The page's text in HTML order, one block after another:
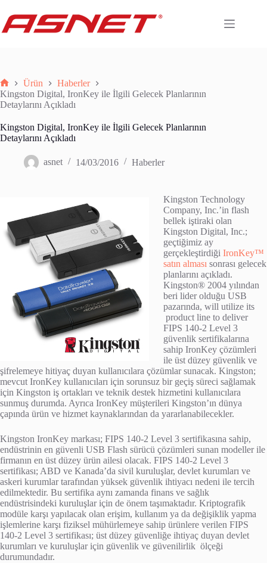
content
Anasayfa
Ürün
Haberler
Kingston Digital, IronKey ile İlgili Gelecek Planlarının
Detaylarını Açıkladı
Kingston Digital, IronKey ile İlgili Gelecek Planlarının
Detaylarını Açıkladı
asnet 14/03/2016 Haberler
Kingston Technology
Company, Inc.’in flash
bellek iştiraki olan
Kingston Digital, Inc.;
geçtiğimiz ay
gerçekleştirdiği IronKey™
satın alması sonrası gelecek
planlarını açıkladı.
Kingston® 2004 yılından
beri lider olduğu USB
pazarında, will utilize its
product line to deliver
FIPS 140-2 Level 3
güvenlik sertifikalarına
sahip IronKey çözümleri
ile üst düzey güvenlik ve
şifrelemeye hitiyaç duyan kullanıcılara çözümlar sunacak. Kingston;
mevcut IronKey kullanıcıları için sorunsuz bir geçiş süreci sağlamak
için Kingston iş ortakları ve teknik destek hizmetini kullanıcılara
sunmuş durumda. Ayrıca IronKey müşterileri Kingston’ın dünya
çapında ürün ve hizmet kaynaklarından da yararlanabilecekler.
Kingston IronKey markası; FIPS 140-2 Level 3 sertifikasına sahip,
endüstrinin en güvenli USB Flash sürücü çözümleri sunan modeller ile
firmanın en üst düzey ürün ailesi olacak. FIPS 140-2 Level 3
sertifikası; ABD ve Kanada’da sivil kuruluşlar, devlet kurumları ve
askeri kurumlar tarafından yüksek güvenlik ihtiyacı nedeni ile tercih
edilmektedir. Bu sertifika aynı zamanda finans ve sağlık
endüstrisindeki kuruluşlar için de önem taşımaktadır. Kriptografik
modüle karşı yapılacak olan erişim, kullanım ya da değişiklik yapma
işlemlerine karşı fiziksel mühürlemeye sahip ürünlere verilen FIPS
140-2 Level 3 sertifikası; üst düzey güvenliğe ihtiyaç duyan devlet
kurumları ve kuruluşlar için güvenlik ve güvenilirlik ölçeği
durumundadır.